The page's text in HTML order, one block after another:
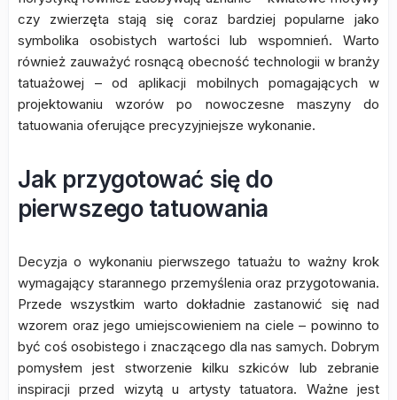
czy zwierzęta stają się coraz bardziej popularne jako
symbolika osobistych wartości lub wspomnień. Warto
również zauważyć rosnącą obecność technologii w branży
tatuażowej – od aplikacji mobilnych pomagających w
projektowaniu wzorów po nowoczesne maszyny do
tatuowania oferujące precyzyjniejsze wykonanie.
Jak przygotować się do
pierwszego tatuowania
Decyzja o wykonaniu pierwszego tatuażu to ważny krok
wymagający starannego przemyślenia oraz przygotowania.
Przede wszystkim warto dokładnie zastanowić się nad
wzorem oraz jego umiejscowieniem na ciele – powinno to
być coś osobistego i znaczącego dla nas samych. Dobrym
pomysłem jest stworzenie kilku szkiców lub zebranie
inspiracji przed wizytą u artysty tatuatora. Ważne jest